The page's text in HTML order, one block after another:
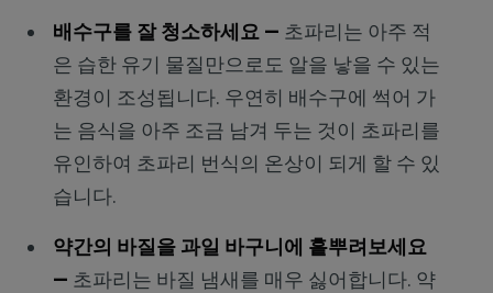
배수구를 잘 청소하세요 — 초파리는 아주 적
은 습한 유기 물질만으로도 알을 낳을 수 있는
환경이 조성됩니다. 우연히 배수구에 썩어 가
는 음식을 아주 조금 남겨 두는 것이 초파리를
유인하여 초파리 번식의 온상이 되게 할 수 있
습니다.
약간의 바질을 과일 바구니에 흩뿌려보세요
— 초파리는 바질 냄새를 매우 싫어합니다. 약